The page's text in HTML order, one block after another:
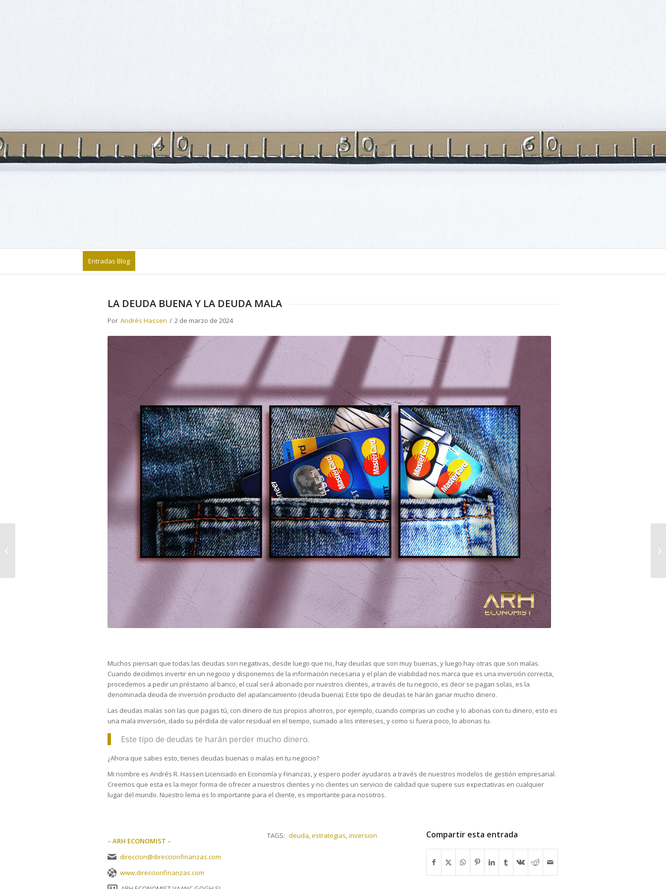
Entradas Blog
LA DEUDA BUENA Y LA DEUDA MALA
Por Andrés Hassen / 2 de marzo de 2024
Muchos piensan que todas las deudas son negativas, desde luego que no, hay deudas que son muy buenas, y luego hay otras que son malas.
Cuando decidimos invertir en un negocio y disponemos de la información necesaria y el plan de viabilidad nos marca que es una inversión correcta,
procedemos a pedir un préstamo al banco, el cual será abonado por nuestros clientes, a través de tu negocio, es decir se pagan solas, es la
denominada deuda de inversión producto del apalancamiento (deuda buena). Este tipo de deudas te harán ganar mucho dinero.
Las deudas malas son las que pagas tú, con dinero de tus propios ahorros, por ejemplo, cuando compras un coche y lo abonas con tu dinero, esto es
una mala inversión, dado su pérdida de valor residual en el tiempo, sumado a los intereses, y como si fuera poco, lo abonas tu.
Este tipo de deudas te harán perder mucho dinero.
¿Ahora que sabes esto, tienes deudas buenas o malas en tu negocio?
Mi nombre es Andrés R. Hassen Licenciado en Economía y Finanzas, y espero poder ayudaros a través de nuestros modelos de gestión empresarial.
Creemos que esta es la mejor forma de ofrecer a nuestros clientes y no clientes un servicio de calidad que supere sus expectativas en cualquier
lugar del mundo. Nuestro lema es lo importante para el cliente, es importante para nosotros.
– ARH ECONOMIST –
direccion@direccionfinanzas.com
www.direccionfinanzas.com
TAGS: deuda,estrategias,inversion Compartir esta entrada